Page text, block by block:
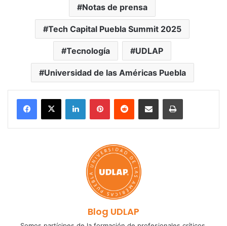
Notas de prensa
Tech Capital Puebla Summit 2025
Tecnología UDLAP
Universidad de las Américas Puebla
LinkedInPinterestReddit Share via Email Print
Blog UDLAP